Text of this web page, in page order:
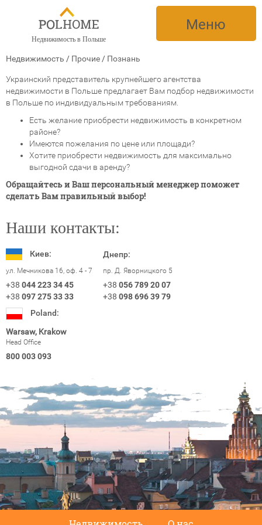
Недвижимость в Польше
Меню
Недвижимость / Прочие / Познань
Украинский представитель крупнейшего агентства
недвижимости в Польше предлагает Вам подбор недвижимости
в Польше по индивидуальным требованиям.
Есть желание приобрести недвижимость в конкретном
районе?
Имеются пожелания по цене или площади?
Хотите приобрести недвижимость для максимально
выгодной сдачи в аренду?
Обращайтесь и Ваш персональный менеджер поможет
сделать Вам правильный выбор!
Наши контакты:
Киев:
ул. Мечникова 16, оф. 4 - 7
+38 044 223 34 45
+38 097 275 33 33
Днепр:
пр. Д. Яворницкого 5
+38 056 789 20 07
+38 098 696 39 79
Poland:
Warsaw, Krakow
Head Office
800 003 093